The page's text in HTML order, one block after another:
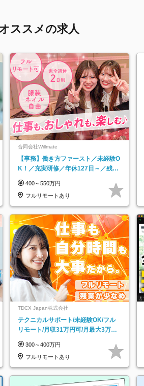
ススメの求人
合同会社Willmate
【事務】働き方ファースト／未経験O
K！／充実研修／年休127日～／残業
400～550万円
フルリモートあり
TDCX Japan株式会社
テクニカルサポート/未経験OK/フル
リモート/月収31万円可/月最大3万の
300～400万円
フルリモートあり